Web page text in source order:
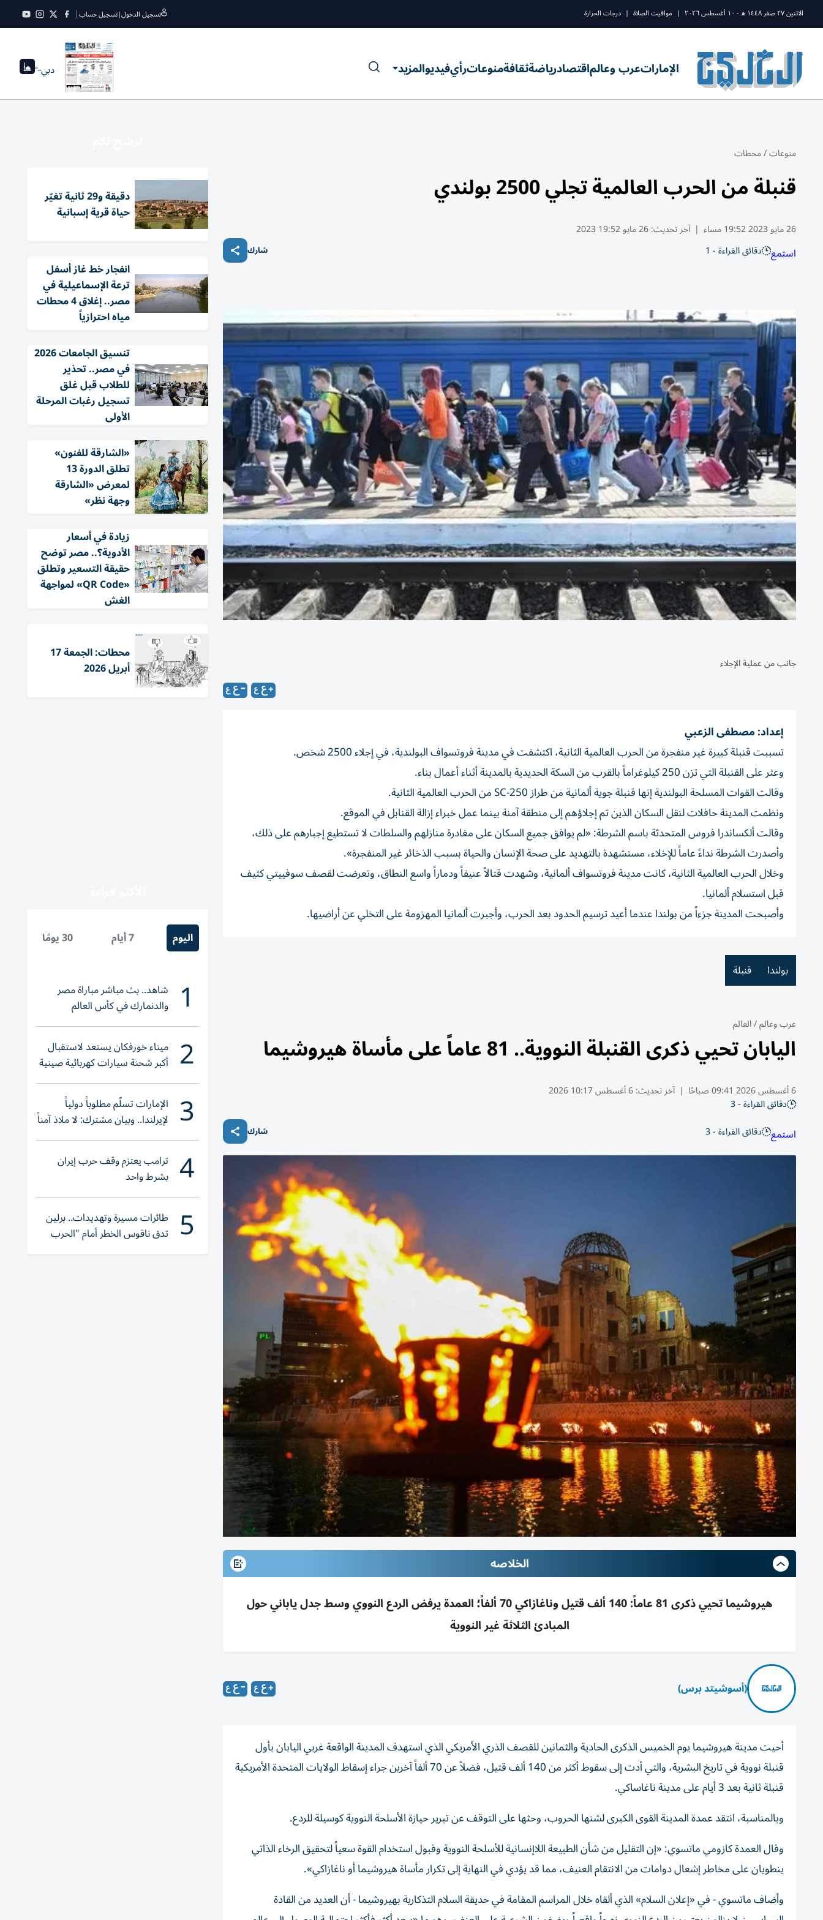
الاثنين ٢٧ صفر ١٤٤٨ ه - ١٠ أغسطس ٢٠٢٦ | مواقيت الصلاة | درجات الحرارة تسجيل الدخول|تسجيل حساب
الإماراتعرب وعالماقتصادرياضةثقافةمنوعاترأيفيديوالمزيد دبي--°
منوعات/محطات
قنبلة من الحرب العالمية تجلي 2500 بولندي
26 مايو 2023 19:52 مساء | آخر تحديث:26 مايو 19:52 2023
استمع دقائق القراءة - 1 شارك
جانب من عملية الإجلاء
إعداد: مصطفى الزعبي
تسببت قنبلة كبيرة غير منفجرة من الحرب العالمية الثانية، اكتشفت في مدينة فروتسواف البولندية، في إجلاء 2500 شخص.
وعثر على القنبلة التي تزن 250 كيلوغراماً بالقرب من السكة الحديدية بالمدينة أثناء أعمال بناء.
وقالت القوات المسلحة البولندية إنها قنبلة جوية ألمانية من طراز SC-250 من الحرب العالمية الثانية.
ونظمت المدينة حافلات لنقل السكان الذين تم إجلاؤهم إلى منطقة آمنة بينما عمل خبراء إزالة القنابل في الموقع.
وقالت ألكساندرا فروس المتحدثة باسم الشرطة: «لم يوافق جميع السكان على مغادرة منازلهم والسلطات لا تستطيع إجبارهم على ذلك،
وأصدرت الشرطة نداءً عاماً للإخلاء، مستشهدة بالتهديد على صحة الإنسان والحياة بسبب الذخائر غير المنفجرة».
وخلال الحرب العالمية الثانية، كانت مدينة فروتسواف ألمانية، وشهدت قتالاً عنيفاً ودماراً واسع النطاق، وتعرضت لقصف سوفييتي كثيف
قبل استسلام ألمانيا.
وأصبحت المدينة جزءاً من بولندا عندما أعيد ترسيم الحدود بعد الحرب، وأجبرت ألمانيا المهزومة على التخلي عن أراضيها.
بولندا قنبلة
عرب وعالم/العالم
اليابان تحيي ذكرى القنبلة النووية.. 81 عاماً على مأساة هيروشيما
6 أغسطس 2026 09:41 صباحًا | آخر تحديث:6 أغسطس 10:17 2026
دقائق القراءة - 3
استمع دقائق القراءة - 3 شارك
الخلاصه
هيروشيما تحيي ذكرى 81 عاماً: 140 ألف قتيل وناغازاكي 70 ألفاً؛ العمدة يرفض الردع النووي وسط جدل ياباني حول
المبادئ الثلاثة غير النووية
(أسوشيتد برس)
أحيت مدينة هيروشيما يوم الخميس الذكرى الحادية والثمانين للقصف الذري الأمريكي الذي استهدف المدينة الواقعة غربي اليابان بأول
قنبلة نووية في تاريخ البشرية، والتي أدت إلى سقوط أكثر من 140 ألف قتيل، فضلاً عن 70 ألفاً آخرين جراء إسقاط الولايات المتحدة الأمريكية
قنبلة ثانية بعد 3 أيام على مدينة ناغاساكي.
وبالمناسبة، انتقد عمدة المدينة القوى الكبرى لشنها الحروب، وحثها على التوقف عن تبرير حيازة الأسلحة النووية كوسيلة للردع.
وقال العمدة كازومي ماتسوي: «إن التقليل من شأن الطبيعة اللاإنسانية للأسلحة النووية وقبول استخدام القوة سعياً لتحقيق الرخاء الذاتي
ينطويان على مخاطر إشعال دوامات من الانتقام العنيف، مما قد يؤدي في النهاية إلى تكرار مأساة هيروشيما أو ناغازاكي».
وأضاف ماتسوي - في «إعلان السلام» الذي ألقاه خلال المراسم المقامة في حديقة السلام التذكارية بهيروشيما - أن العديد من القادة
دقيقة و29 ثانية تغيّر
حياة قرية إسبانية
انفجار خط غاز أسفل
ترعة الإسماعيلية في
مصر.. إغلاق 4 محطات
مياه احترازياً
تنسيق الجامعات 2026
في مصر.. تحذير
للطلاب قبل غلق
تسجيل رغبات المرحلة
الأولى
«الشارقة للفنون»
تطلق الدورة 13
لمعرض «الشارقة
وجهة نظر»
زيادة في أسعار
الأدوية؟.. مصر توضح
حقيقة التسعير وتطلق
«QR Code» لمواجهة
الغش
محطات: الجمعة 17
أبريل 2026
اليوم 7 أيام 30 يومًا
1 شاهد.. بث مباشر مباراة مصر
والدنمارك في كأس العالم
للناشئات
2 ميناء خورفكان يستعد لاستقبال
أكبر شحنة سيارات كهربائية صينية
3 الإمارات تسلّم مطلوباً دولياً
لإيرلندا.. وبيان مشترك: لا ملاذ آمناً
للجريمة المنظمة
4 ترامب يعتزم وقف حرب إيران
بشرط واحد
5 طائرات مسيرة وتهديدات.. برلين
تدق ناقوس الخطر أمام "الحرب